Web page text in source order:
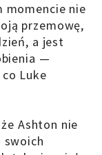
momencie nie
przemowę,
a jest
—
Luke
Ashton nie
swoich